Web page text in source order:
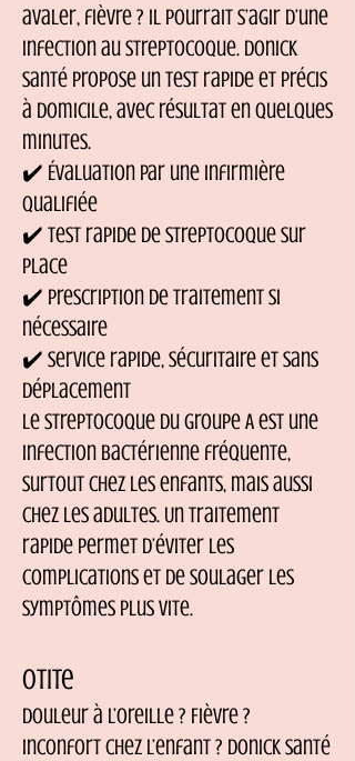
avaler, fièvre ? Il pourrait s’agir d’une
infection au streptocoque. Donick
Santé propose un test rapide et précis
à domicile, avec résultat en quelques
minutes.
✔️ Évaluation par une infirmière
qualifiée
✔️ Test rapide de streptocoque sur
place
✔️ Prescription de traitement si
nécessaire
✔️ Service rapide, sécuritaire et sans
déplacement
Le streptocoque du groupe A est une
infection bactérienne fréquente,
surtout chez les enfants, mais aussi
chez les adultes. Un traitement
rapide permet d’éviter les
complications et de soulager les
symptômes plus vite.
Otite
Douleur à l’oreille ? Fièvre ?
Inconfort chez l’enfant ? Donick Santé